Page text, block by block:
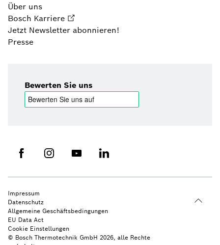
Über uns
Bosch Karriere
Jetzt Newsletter abonnieren!
Presse
Bewerten Sie uns
© Bosch Thermotechnik GmbH 2026, alle Rechte
Impressum
Datenschutz
Allgemeine Geschäftsbedingungen
EU Data Act
Cookie Einstellungen